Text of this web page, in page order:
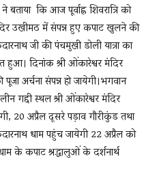
बताया कि आज पूर्वाह्न शिवरात्रि को
उखीमठ में संपन्न हुए कपाट खुलने की
जी की पंचमुखी डोली यात्रा का
हुआ। दिनांक श्री ओंकारेश्वर मंदिर
अर्चना संपन्न हो जायेगी।भगवान
गद्दी स्थल श्री ओंकारेश्वर मंदिर
20 अप्रैल दूसरे पड़ाव गौरीकुंड तथा
धाम पहुंच जायेगी 22 अप्रैल को
के कपाट श्रद्धालुओं के दर्शनार्थ